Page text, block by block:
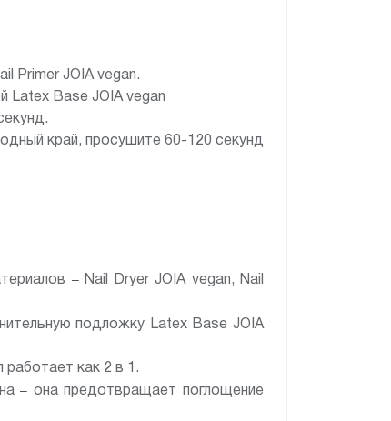
Primer JOIA vegan.
Latex Base JOIA vegan
край, просушите 60-120 секунд
–Nail Dryer JOIA vegan, Nail
подложку Latex Base JOIA
работает как 2 в 1.
– она предотвращает поглощение